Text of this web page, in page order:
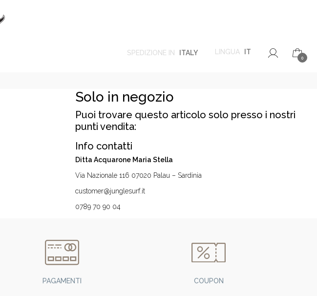
SPEDIZIONE IN ITALY LINGUA IT
0
Solo in negozio
Puoi trovare questo articolo solo presso i nostri
punti vendita:
Info contatti
Ditta Acquarone Maria Stella
Via Nazionale 116 07020 Palau – Sardinia
customer@junglesurf.it
0789 70 90 04
PAGAMENTI COUPON